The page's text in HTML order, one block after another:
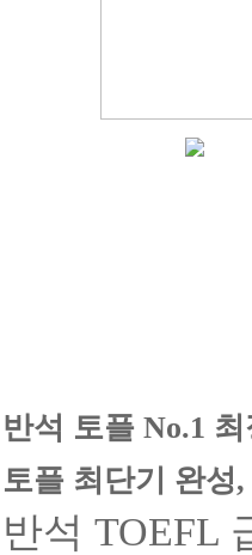
반석 토플 No.1
토플 최단기 완성
반석 TOEFL